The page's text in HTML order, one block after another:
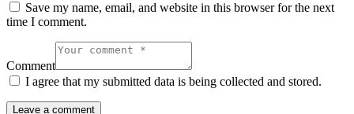
Save my name, email, and website in this browser for the next
time I comment.
Comment
I agree that my submitted data is being collected and stored.